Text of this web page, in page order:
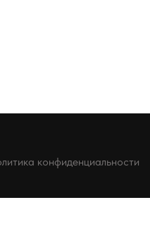
конфиденциальности